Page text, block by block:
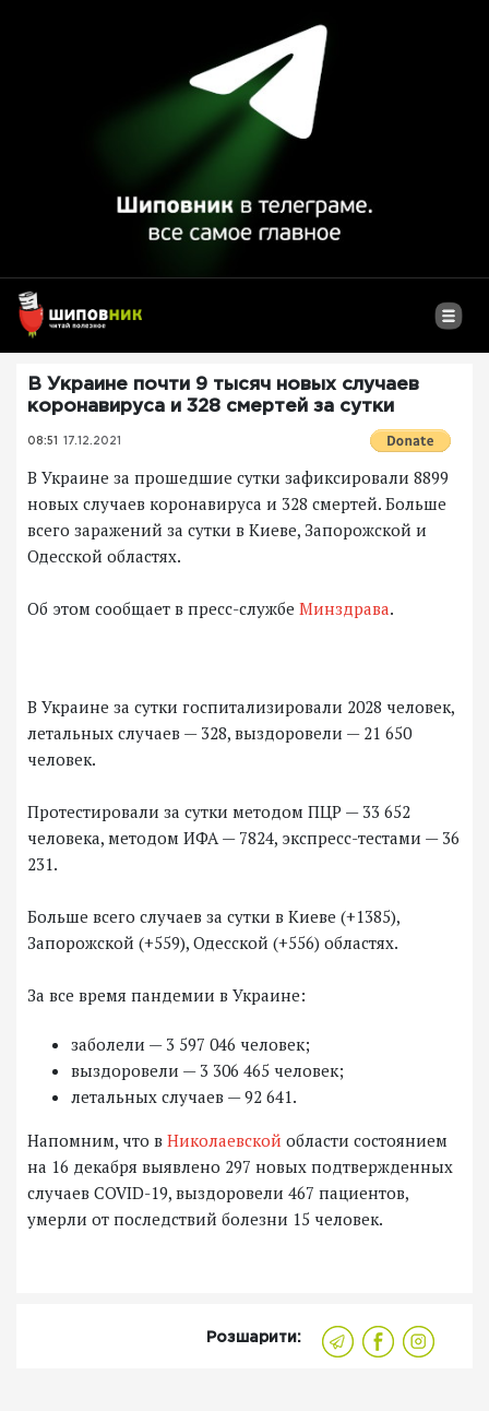
В Украине почти 9 тысяч новых случаев
коронавируса и 328 смертей за сутки
08:51 17.12.2021
В Украине за прошедшие сутки зафиксировали 8899
новых случаев коронавируса и 328 смертей. Больше
всего заражений за сутки в Киеве, Запорожской и
Одесской областях.
Об этом сообщает в пресс-службе Минздрава.
В Украине за сутки госпитализировали 2028 человек,
летальных случаев — 328, выздоровели — 21 650
человек.
Протестировали за сутки методом ПЦР — 33 652
человека, методом ИФА — 7824, экспресс-тестами — 36
231.
Больше всего случаев за сутки в Киеве (+1385),
Запорожской (+559), Одесской (+556) областях.
За все время пандемии в Украине:
заболели — 3 597 046 человек;
выздоровели — 3 306 465 человек;
летальных случаев — 92 641.
Напомним, что в Николаевской области состоянием
на 16 декабря выявлено 297 новых подтвержденных
случаев COVID-19, выздоровели 467 пациентов,
умерли от последствий болезни 15 человек.
Розшарити: